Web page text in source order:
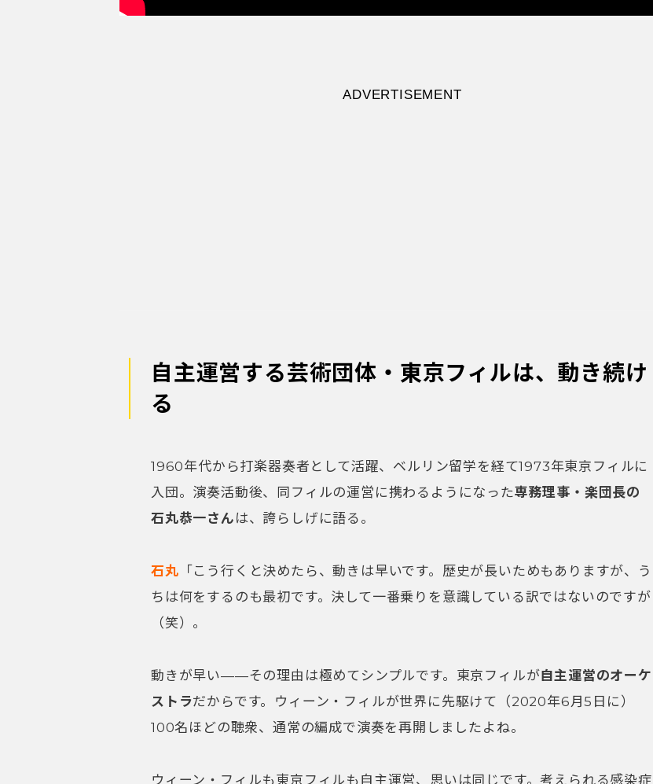
自主運営する芸術団体・東京フィルは、動き続け
動きが早い——その理由は極めてシンプルです。東京フィルが
ウィーン・フィルも東京フィルも自主運営、思いは同じです。考えられる感染症
対策を全部やったうえで、私たちは日頃支えてくださっている社会のためにも、
ケストラの活動は、とにかく止めては、止まってはいけないのです」